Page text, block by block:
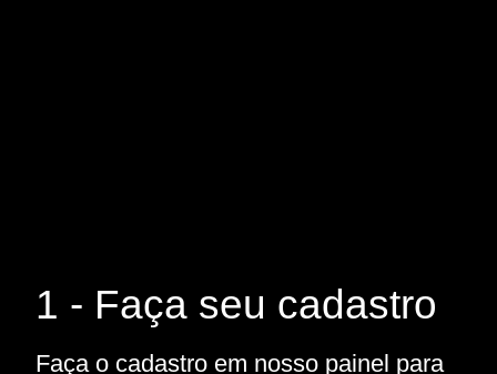
1 - Faça seu cadastro
Faça o cadastro em nosso painel para